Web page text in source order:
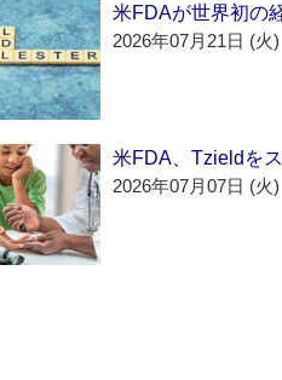
米FDAが世界初の
2026年07月21日 (火)
米FDA、Tzieldを
2026年07月07日 (火)